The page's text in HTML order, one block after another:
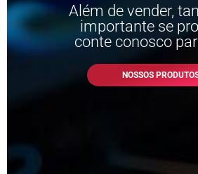
Além de vender,
importante se
conte conosco
NOSSOS